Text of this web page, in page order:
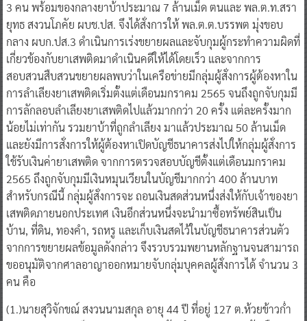
กลาง ผบก.ปส.3 ดําเนินการเร่งขยายผลและจับกุมผู้กระทําความผิดที่
เกี่ยวข้องกับยาเสพติดมาดําเนินคดีให้ได้โดยเร็ว และจากการ
สอบสวนสืบสวนขยายผลพบว่าในเครือข่ายมีกลุ่มผู้สั่งการผู้ต้องหาใน
การลําเลียงยาเสพติดเริ่มตั้งแต่เดือนมกราคม 2565 จนถึงถูกจับกุมมี
การลักลอบลําเลียงยาเสพติดไปแล้วมากกว่า 20 ครั้ง แต่ละครั้งมาก
น้อยไม่เท่ากัน รวมยาบ้าที่ถูกลําเลียง มาแล้วประมาณ 50 ล้านเม็ด
และยังมีการสั่งการให้ผู้ต้องหาเปิดบัญชีธนาคารส่งไปให้กลุ่มผู้สั่งการ
ใช้รับเงินค่ายาเสพติด จากการตรวจสอบบัญชีตั้งแต่เดือนมกราคม
2565 ถึงถูกจับกุมมีเงินหมุนเวียนในบัญชีมากกว่า 400 ล้านบาท
สำหรับกรณีนี้ กลุ่มผู้สั่งการจะ ถอนเงินสดส่วนหนึ่งส่งให้กับเจ้าของยา
เสพติดภายนอกประเทศ เงินอีกส่วนหนึ่งจะนํามาซื้อทรัพย์สินเป็น
บ้าน, ที่ดิน, ทองคํา, รถหรู และเก็บเงินสดไว้ในบัญชีธนาคารส่วนตัว
จากการขยายผลข้อมูลดังกล่าว จึงรวบรวมพยานหลักฐานจนสามารถ
ขออนุมัติจากศาลอาญาออกหมายจับกลุ่มบุคคลผู้สั่งการได้ จํานวน 3
คน คือ
(1.)นายสุวิจักขณ์ สงวนนามสกุล อายุ 44 ปี ที่อยู่ 127 ต.ห้วยข้าวก่ำ
หมายจับศาลจังหวัดแพร่ ที่ 20/2559 ลงวันที่ 8 กุมภาพันธ์ 2559